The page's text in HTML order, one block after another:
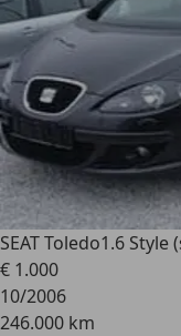
SEAT Toledo1.6 Style
€ 1.000
10/2006
246.000 km